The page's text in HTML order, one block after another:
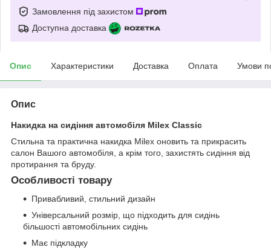
Замовлення під захистом
Доступна доставка
Опис Характеристики Доставка Оплата Умови
Опис
Накидка на сидіння автомобіля Milex Classic
Стильна та практична накидка Milex оновить та прикрасить
салон Вашого автомобіля, а крім того, захистять сидіння від
протирання та бруду.
Особливості товару
Привабливий, стильний дизайн
Універсальний розмір, що підходить для сидінь
більшості автомобільних сидінь
Має підкладку